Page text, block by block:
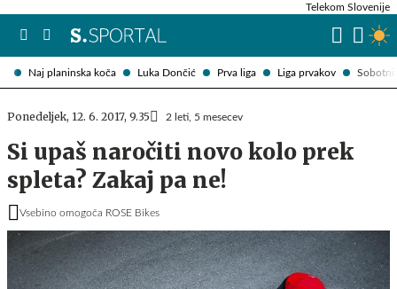
Naj planinska koča Luka Dončić Prva liga Liga prvakov Sobotni
Telekom Slovenije
Ponedeljek, 12. 6. 2017, 9.35 2 leti, 5 mesecev
Si upaš naročiti novo kolo prek
spleta? Zakaj pa ne!
Vsebino omogoča ROSE Bikes